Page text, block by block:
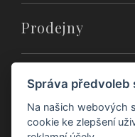
Prodejny
O nás
Správa předvoleb
Na našich webových
cookie ke zlepšení